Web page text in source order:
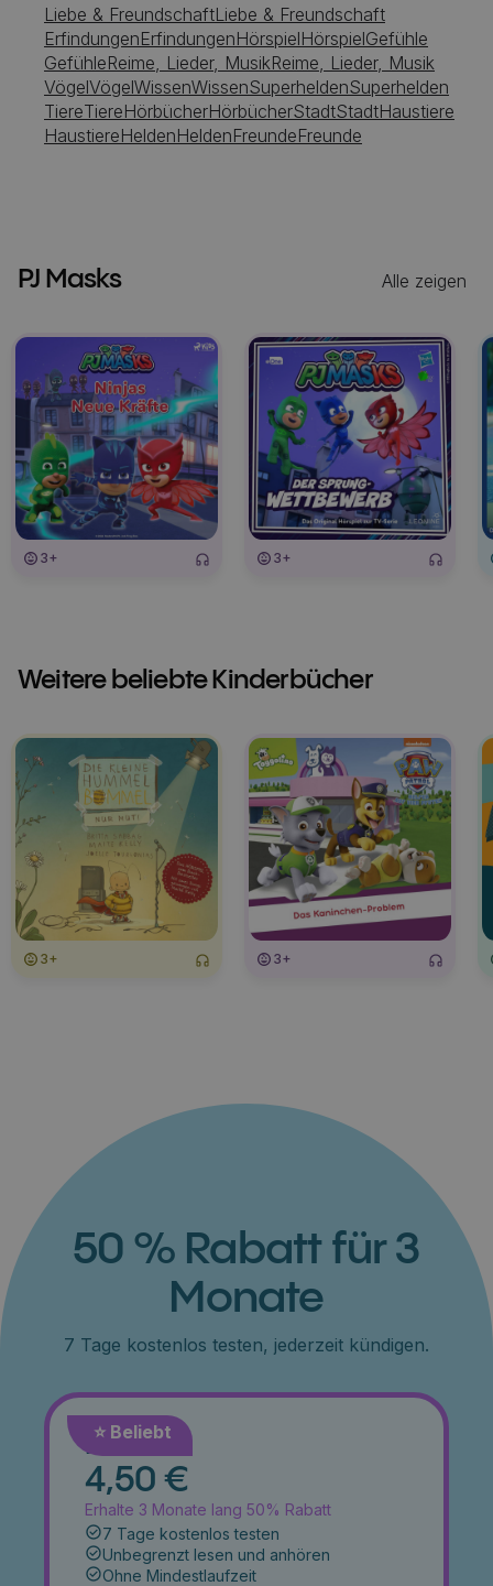
Liebe & FreundschaftLiebe & Freundschaft
ErfindungenErfindungenHörspielHörspielGefühle
GefühleReime, Lieder, MusikReime, Lieder, Musik
VögelVögelWissenWissenSuperheldenSuperhelden
TiereTiereHörbücherHörbücherStadtStadtHaustiere
HaustiereHeldenHeldenFreundeFreunde
PJ Masks Alle zeigen
3+ 3+
Weitere beliebte Kinderbücher
3+ 3+
50 % Rabatt für 3
Monate
7 Tage kostenlos testen, jederzeit kündigen.
⭐️ Beliebt
Monat
4,50 €
Erhalte 3 Monate lang 50% Rabatt
7 Tage kostenlos testen
Unbegrenzt lesen und anhören
Ohne Mindestlaufzeit